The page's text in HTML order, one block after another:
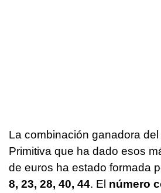
La combinación ganadora
Primitiva que ha dado esos
de euros ha estado formada
8, 23, 28, 40, 44. El número